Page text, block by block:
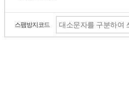
스팸방지코드